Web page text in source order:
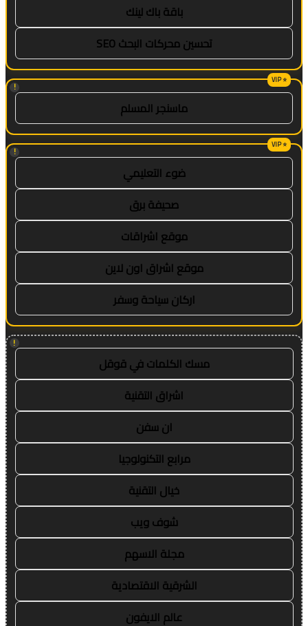
باقة باك لينك
تحسين محركات البحث SEO
!
ماسنجر المسلم
!
ضوء التعليمي
صحيفة برق
موقع اشراقات
موقع اشراق اون لاين
اركان سياحة وسفر
!
مسك الكلمات في قوقل
اشراق التقنية
ان سفن
مرابع التكنولوجيا
خيال التقنية
شوف ويب
مجلة الاسهم
الشرقية الاقتصادية
عالم الايفون